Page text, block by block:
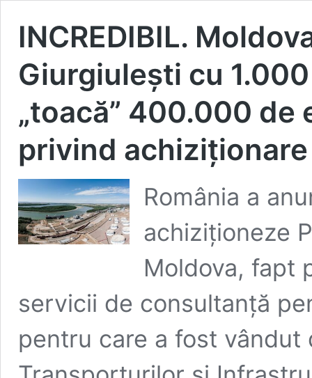
INCREDIBIL.
Giurgiulești cu
„toacă” 400.000
privind achiziționare
România a
achiziționeze
Moldova, fapt
servicii de consultanță
pentru care a fost